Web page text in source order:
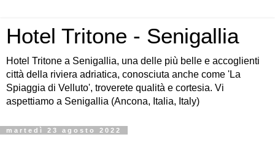
Hotel Tritone - Senigallia
Hotel Tritone a Senigallia, una delle più belle e accoglienti
città della riviera adriatica, conosciuta anche come 'La
Spiaggia di Velluto', troverete qualità e cortesia. Vi
aspettiamo a Senigallia (Ancona, Italia, Italy)
martedì 23 agosto 2022